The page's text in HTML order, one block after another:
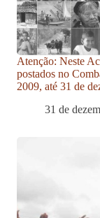
Atenção: Neste
postados no
2009, até 31 de
31 de